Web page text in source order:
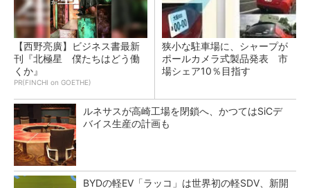
【西野亮廣】ビジネス書最新
刊『北極星 僕たちはどう働
くか』
PR(FINCHI on GOETHE)
狭小な駐車場に、シャープが
ポールカメラ式製品発表 市
場シェア10％目指す
ルネサスが高崎工場を閉鎖へ、かつてはSiCデ
バイス生産の計画も
BYDの軽EV「ラッコ」は世界初の軽SDV、新開